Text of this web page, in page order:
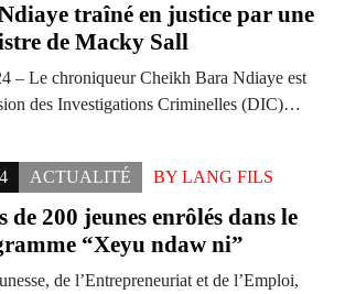
traîné en justice par une
de Macky Sall
– Le chroniqueur Cheikh Bara Ndiaye est
des Investigations Criminelles (DIC)…
ACTUALITÉ BY LANG FILS
de 200 jeunes enrôlés dans le
“Xeyu ndaw ni”
de l’Entrepreneuriat et de l’Emploi,